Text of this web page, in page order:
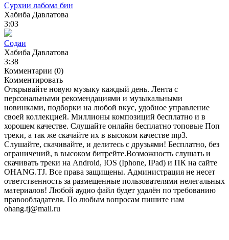
Сурхии лабома бин
Хабиба Давлатова
3:03
Содаи
Хабиба Давлатова
3:38
Комментарии (0)
Комментировать
Открывайте новую музыку каждый день. Лента с
персональными рекомендациями и музыкальными
новинками, подборки на любой вкус, удобное управление
своей коллекцией. Миллионы композиций бесплатно и в
хорошем качестве. Слушайте онлайн бесплатно топовые Поп
треки, а так же скачайте их в высоком качестве mp3.
Слушайте, скачивайте, и делитесь с друзьями! Бесплатно, без
ограничений, в высоком битрейте.Возможность слушать и
скачивать треки на Android, IOS (Iphone, IPad) и ПК на сайте
OHANG.TJ. Все права защищены. Администрация не несет
ответственность за размещенные пользователями нелегальных
материалов! Любой аудио файл будет удалён по требованию
правообладателя. По любым вопросам пишите нам
ohang.tj@mail.ru